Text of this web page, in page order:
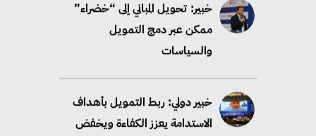
خبير دولي: ربط التمويل بأهداف
الاستدامة يعزز الكفاءة ويخفض
التكاليف ويزيد ثقة المستثمرين
إنجرد إبرل: الذكاء الاصطناعي
والحوكمة الرشيدة يعيدان تشكيل